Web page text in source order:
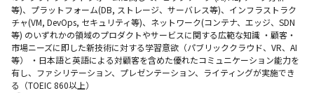
等)、プラットフォーム(DB, ストレージ、サーバレス等)、インフラストラク
チャ(VM, DevOps, セキュリティ等)、ネットワーク(コンテナ、エッジ、SDN
等) のいずれかの領域のプロダクトやサービスに関する広範な知識 ・顧客・
市場ニーズに即した新技術に対する学習意欲（パブリッククラウド、VR、AI
等） ・日本語と英語による対顧客を含めた優れたコミュニケーション能力を
有し、ファシリテーション、プレゼンテーション、ライティングが実施でき
る（TOEIC 860以上）